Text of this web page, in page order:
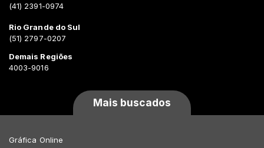
(41) 2391-0974
Rio Grande do Sul
(51) 2797-0207
Demais Regiões
4003-9016
Mais buscados
Gráfica Online